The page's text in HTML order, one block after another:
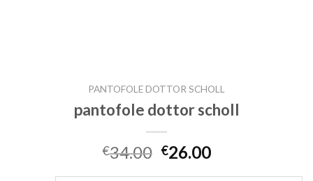
PANTOFOLE DOTTOR SCHOLL
pantofole dottor scholl
€34.00 €26.00